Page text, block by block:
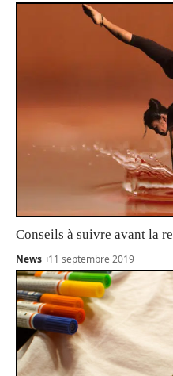
Conseils à suivre avant la
News 11 septembre 2019